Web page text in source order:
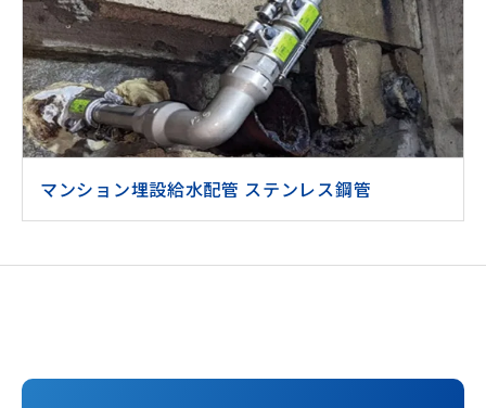
マンション埋設給水配管 ステンレス鋼管